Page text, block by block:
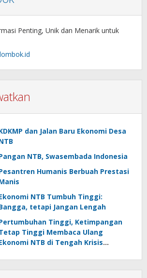
Penting, Unik dan Menarik untuk
dan Jalan Baru Ekonomi Desa
NTB, Swasembada Indonesia
Humanis Berbuah Prestasi
NTB Tumbuh Tinggi:
tetapi Jangan Lengah
Tinggi, Ketimpangan
Tinggi Membaca Ulang
NTB di Tengah Krisis